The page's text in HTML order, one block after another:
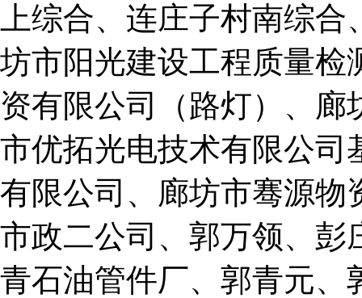
上综合、连庄子村南综
坊市阳光建设工程质量检
资有限公司（路灯）、
市优拓光电技术有限公司
有限公司、廊坊市骞源物
市政二公司、郭万领、彭
青石油管件厂、郭青元、